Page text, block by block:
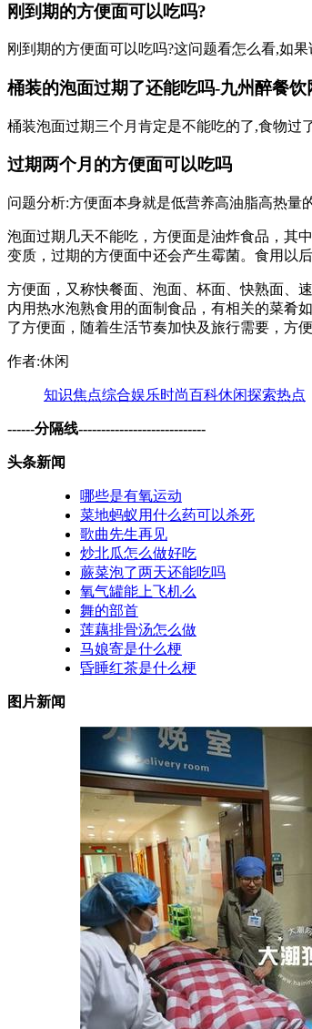
刚到期的方便面可以吃吗?
刚到期的方便面可以吃吗?这问题看怎么看,如
桶装的泡面过期了还能吃吗-九州醉餐饮
桶装泡面过期三个月肯定是不能吃的了,食物过
过期两个月的方便面可以吃吗
问题分析:方便面本身就是低营养高油脂高热量
泡面过期几天不能吃，方便面是油炸食品，其
变质，过期的方便面中还会产生霉菌。食用以
方便面，又称快餐面、泡面、杯面、快熟面、
内用热水泡熟食用的面制食品，有相关的菜肴
了方便面，随着生活节奏加快及旅行需要，方
作者:休闲
知识焦点综合娱乐时尚百科休闲探索热点
------分隔线----------------------------
头条新闻
哪些是有氧运动
菜地蚂蚁用什么药可以杀死
歌曲先生再见
炒北瓜怎么做好吃
蕨菜泡了两天还能吃吗
氧气罐能上飞机么
舞的部首
莲藕排骨汤怎么做
马娘寄是什么梗
昏睡红茶是什么梗
图片新闻